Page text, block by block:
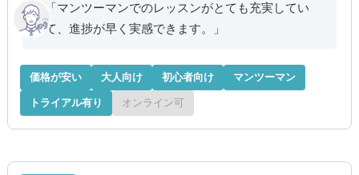
「マンツーマンでのレッスンがとても充実してい
て、進捗が早く実感できます。」
価格が安い 大人向け 初心者向け マンツーマン
トライアル有り オンライン可